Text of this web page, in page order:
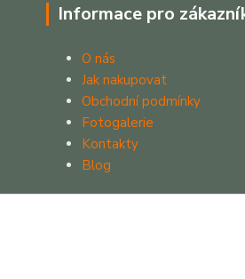
Informace pro
O nás
Jak nakupovat
Obchodní podmínky
Fotogalerie
Kontakty
Blog